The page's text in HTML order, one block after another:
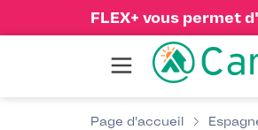
FLEX+ vous permet
Page d'accueil